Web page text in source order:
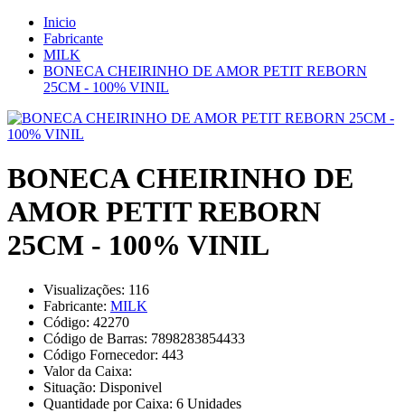
Inicio
Fabricante
MILK
BONECA CHEIRINHO DE AMOR PETIT REBORN
25CM - 100% VINIL
BONECA CHEIRINHO DE
AMOR PETIT REBORN
25CM - 100% VINIL
Visualizações: 116
Fabricante: MILK
Código: 42270
Código de Barras: 7898283854433
Código Fornecedor: 443
Valor da Caixa:
Situação: Disponivel
Quantidade por Caixa: 6 Unidades